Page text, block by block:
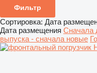
Фильтр
Сортировка: Дата
Дата размещения Сначала
выпуска - сначала новые